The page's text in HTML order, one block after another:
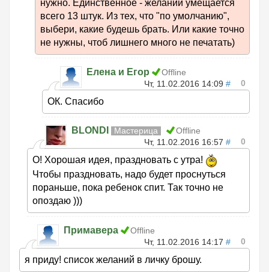
нужно. Единственное - желаний умещается
всего 13 штук. Из тех, что "по умолчанию",
выбери, какие будешь брать. Или какие точно
не нужны, чтоб лишнего много не печатать)
Елена и Егор
Offline
Чт, 11.02.2016 14:09 # 0
ОК. Спасибо
BLONDI Мастерица
Offline
Чт, 11.02.2016 16:57 # 0
О! Хорошая идея, праздновать с утра!
Чтобы праздновать, надо будет проснуться
пораньше, пока ребенок спит. Так точно не
опоздаю )))
Примавера
Offline
Чт, 11.02.2016 14:17 # 0
я приду! список желаний в личку брошу.